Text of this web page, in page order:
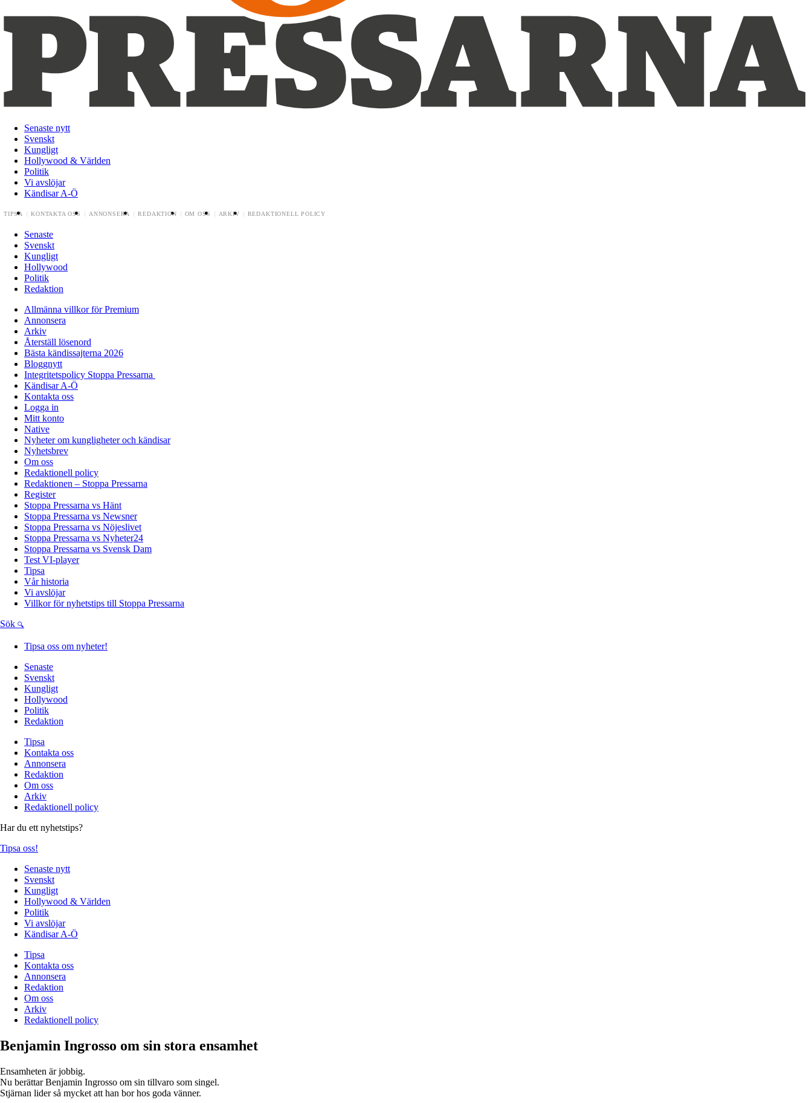
Senaste nytt
Svenskt
Kungligt
Hollywood & Världen
Politik
Vi avslöjar
Kändisar A-Ö
TIPSA KONTAKTA OSS ANNONSERA REDAKTION OM OSS ARKIV REDAKTIONELL POLICY
Senaste
Svenskt
Kungligt
Hollywood
Politik
Redaktion
Allmänna villkor för Premium
Annonsera
Arkiv
Återställ lösenord
Bästa kändissajterna 2026
Bloggnytt
Integritetspolicy Stoppa Pressarna
Kändisar A-Ö
Kontakta oss
Logga in
Mitt konto
Native
Nyheter om kungligheter och kändisar
Nyhetsbrev
Om oss
Redaktionell policy
Redaktionen – Stoppa Pressarna
Register
Stoppa Pressarna vs Hänt
Stoppa Pressarna vs Newsner
Stoppa Pressarna vs Nöjeslivet
Stoppa Pressarna vs Nyheter24
Stoppa Pressarna vs Svensk Dam
Test VI-player
Tipsa
Vår historia
Vi avslöjar
Villkor för nyhetstips till Stoppa Pressarna
Sök
Tipsa oss om nyheter!
Senaste
Svenskt
Kungligt
Hollywood
Politik
Redaktion
Tipsa
Kontakta oss
Annonsera
Redaktion
Om oss
Arkiv
Redaktionell policy
Har du ett nyhetstips?
Tipsa oss!
Senaste nytt
Svenskt
Kungligt
Hollywood & Världen
Politik
Vi avslöjar
Kändisar A-Ö
Tipsa
Kontakta oss
Annonsera
Redaktion
Om oss
Arkiv
Redaktionell policy
Benjamin Ingrosso om sin stora ensamhet
Ensamheten är jobbig.
Nu berättar Benjamin Ingrosso om sin tillvaro som singel.
Stjärnan lider så mycket att han bor hos goda vänner.